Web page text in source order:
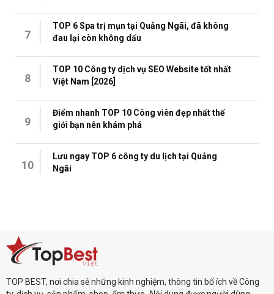
7
TOP 6 Spa trị mụn tại Quảng Ngãi, đã không
đau lại còn không dấu
8
TOP 10 Công ty dịch vụ SEO Website tốt nhất
Việt Nam [2026]
9
Điểm nhanh TOP 10 Công viên đẹp nhất thế
giới bạn nên khám phá
10
Lưu ngay TOP 6 công ty du lịch tại Quảng
Ngãi
TOP BEST, nơi chia sẻ những kinh nghiệm, thông tin bổ ích về Công